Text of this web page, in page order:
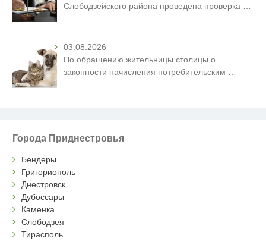
Слободзейского района проведена проверка
03.08.2026
По обращению жительницы столицы о
законности начисления потребительским
Города Приднестровья
Бендеры
Григориополь
Днестровск
Дубоссары
Каменка
Слободзея
Тирасполь